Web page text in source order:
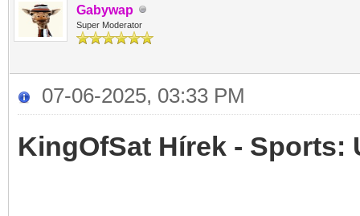
Gabywap
Super Moderator
07-06-2025, 03:33 PM
KingOfSat Hírek - Sports: